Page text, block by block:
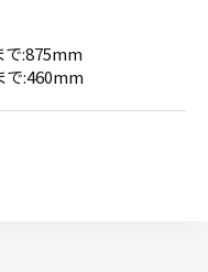
で:875mm
で:460mm